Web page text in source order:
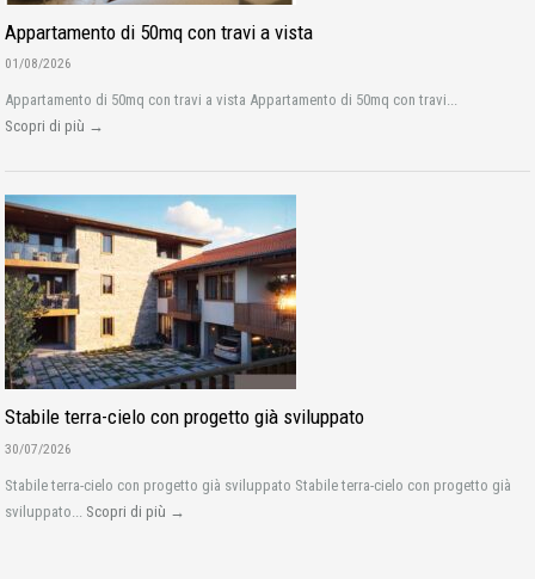
Appartamento di 50mq con travi a vista
01/08/2026
Appartamento di 50mq con travi a vista Appartamento di 50mq con travi...
Scopri di più →
Stabile terra-cielo con progetto già sviluppato
30/07/2026
Stabile terra-cielo con progetto già sviluppato Stabile terra-cielo con progetto già
sviluppato... Scopri di più →